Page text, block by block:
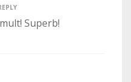
Superb!